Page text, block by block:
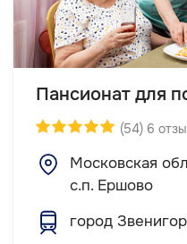
Пансионат для
(54) 6
Московская
с.п. Ершово
город